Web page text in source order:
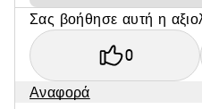
Σας βοήθησε αυτή η
0
Αναφορά